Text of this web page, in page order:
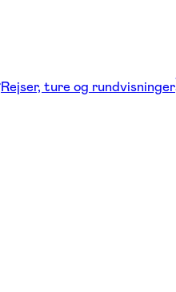
Rejser, ture og rundvisninger